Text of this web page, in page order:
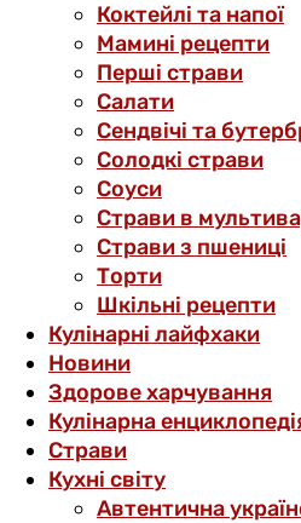
Коктейлі та напої
Мамині рецепти
Перші страви
Салати
Сендвічі та
Солодкі страви
Соуси
Страви в
Страви з пшениці
Торти
Шкільні рецепти
Кулінарні лайфхаки
Новини
Здорове харчування
Кулінарна
Страви
Кухні світу
Автентична